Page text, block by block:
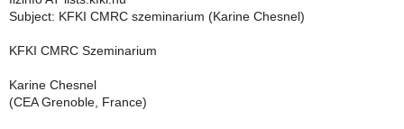
Subject: KFKI CMRC szeminarium (Karine Chesnel)
KFKI CMRC Szeminarium
Karine Chesnel
(CEA Grenoble, France)